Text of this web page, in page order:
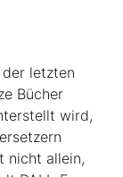
letzten
Bücher
wird,
nicht allein,